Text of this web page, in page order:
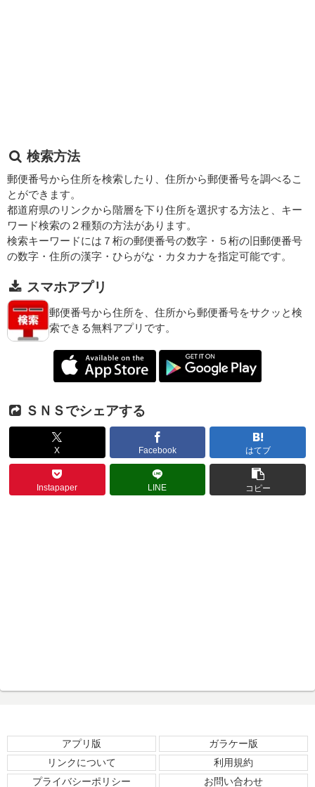
検索方法
郵便番号から住所を検索したり、住所から郵便番号を調べるこ
とができます。
都道府県のリンクから階層を下り住所を選択する方法と、キー
ワード検索の２種類の方法があります。
検索キーワードには７桁の郵便番号の数字・５桁の旧郵便番号
の数字・住所の漢字・ひらがな・カタカナを指定可能です。
スマホアプリ
郵便番号から住所を、住所から郵便番号をサクッと検
索できる無料アプリです。
ＳＮＳでシェアする
X Facebook はてブ
Instapaper LINE コピー
アプリ版
ガラケー版
リンクについて
利用規約
プライバシーポリシー
お問い合わせ